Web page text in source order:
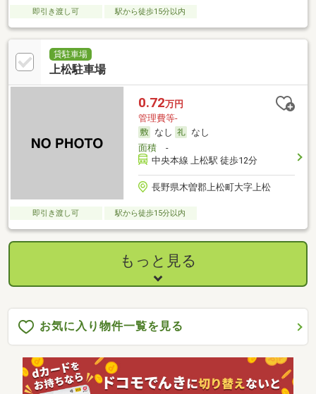
即引き渡し可 駅から徒歩15分以内
貸駐車場
上松駐車場
0.72万円
管理費等-
なし
なし
面積-
中央本線 上松駅 徒歩12分
長野県木曽郡上松町大字上松
即引き渡し可 駅から徒歩15分以内
もっと見る
お気に入り物件一覧を見る